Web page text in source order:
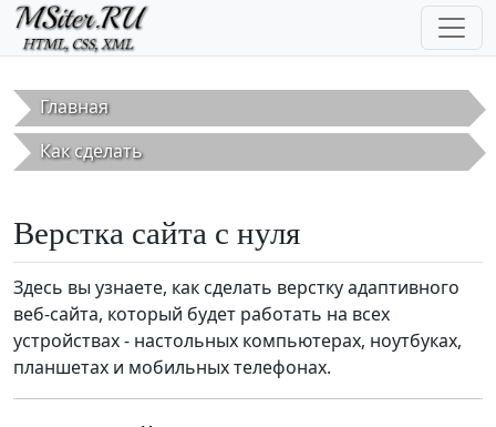
Перейти к основному содержанию
Главная
Как сделать
Верстка сайта с нуля
Здесь вы узнаете, как сделать верстку адаптивного
веб-сайта, который будет работать на всех
устройствах - настольных компьютерах, ноутбуках,
планшетах и мобильных телефонах.